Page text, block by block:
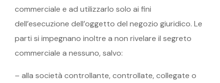
commerciale e ad utilizzarlo solo ai fini
dell’esecuzione dell’oggetto del negozio giuridico. Le
parti si impegnano inoltre a non rivelare il segreto
commerciale a nessuno, salvo:
– alla società controllante, controllate, collegate o